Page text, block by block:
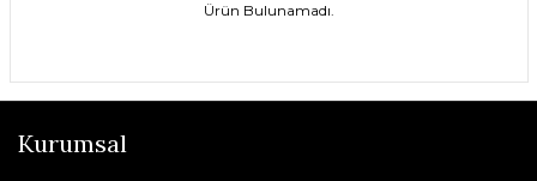
Ürün Bulunamadı.
Kurumsal